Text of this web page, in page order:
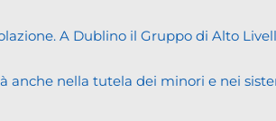
A Dublino il Gruppo di Alto
anche nella tutela dei minori e nei